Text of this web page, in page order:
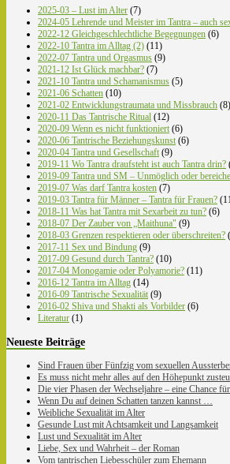
2025-03 – Lust im Alter (7)
2024-05 Lehrende und Meister im Tantra – auch
2022-12 Gleichgeschlechtliche Begegnungen (6)
2022-10 Tantra im Alltag (2) (11)
2022-07 Tantra und Orgasmus (9)
2021-12 Ist Glück machbar? (7)
2021-10 Tantra und Schamanismus (5)
2021-06 Schatten (10)
2021-02 Entwicklungstraumata und Missbrauch (8)
2020-11 Das Tantrische Ritual (12)
2020-09 Wenn es nicht funktioniert (6)
2020-06 Tantrische Beziehungskunst (6)
2020-04 Tantra und Gesellschaft (9)
2019-11 Wo Tantra draufsteht ist auch Tantra drin?
2019-09 Tantra und SM – Unmöglich oder
2019-07 Was darf Tantra kosten (7)
2019-03 Tantra für Männer – Tantra für Frauen?
2018-11 Was hat Tantra mit Sexarbeit zu tun? (6)
2018-07 Der Zauber von „Maithuna" (9)
2018-03 Grenzen respektieren oder überschreiten?
2017-11 Sex und Bindung (9)
2017-09 Gesund durch Tantra? (10)
2017-04 Monogamie oder Polyamorie? (11)
2016-12 Tantra im Alltag (14)
2016-09 Tantrische Sexualität (9)
2016-02 Shiva und Shakti als Vorbilder (6)
Literatur (1)
Neueste Beiträge
Sind Frauen über Fünfzig vom sexuellen
Es muss nicht mehr alles auf den Höhepunkt
Die vier Phasen der Wechseljahre – eine Chance
Wenn Du auf deinen Schatten tanzen kannst …
Weibliche Sexualität im Alter
Gesunde Lust mit Achtsamkeit und Langsamkeit
Lust und Sexualität im Alter
Liebe, Sex und Wahrheit – der Roman
Vom tantrischen Liebesschüler zum Ehemann